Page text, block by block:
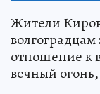
Жители
отношение к
вечный